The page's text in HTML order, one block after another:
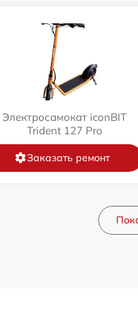
Электросамокат iconBIT
Trident 127 Pro
Заказать ремонт